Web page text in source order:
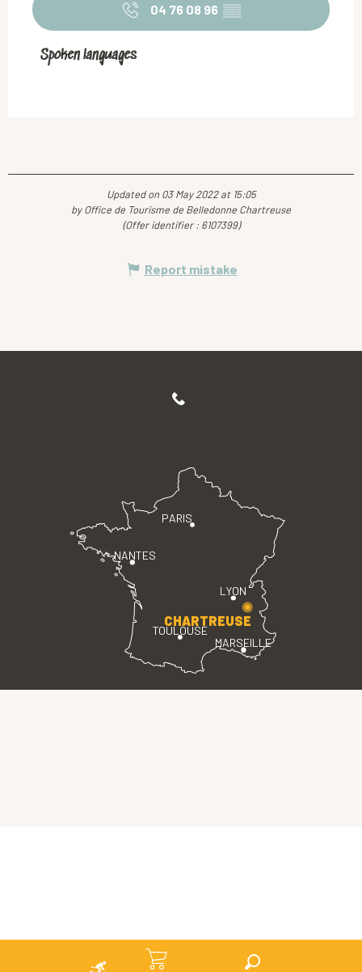
04 76 08 96 ▒▒
Spoken languages
Spoken languages
Updated on 03 May 2022 at 15:05
by Office de Tourisme de Belledonne Chartreuse
(Offer identifier : 6107399)
Report mistake
PARIS
LYON
TOULOUSE
MARSEILLE
NANTES
CHARTREUSE